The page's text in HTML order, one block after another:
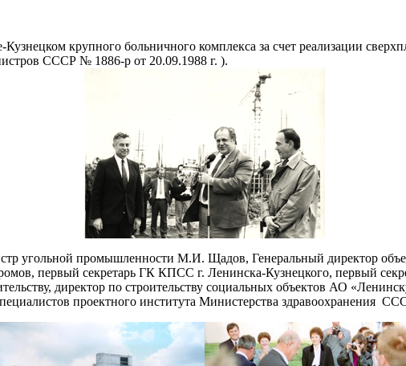
крупного больничного комплекса за счет реализации
СССР № 1886-р от 20.09.1988 г. ).
угольной промышленности М.И. Щадов, Генеральный директор
первый секретарь ГК КПСС г. Ленинска-Кузнецкого, первый
директор по строительству социальных объектов АО
проектного института Министерства здравоохранения